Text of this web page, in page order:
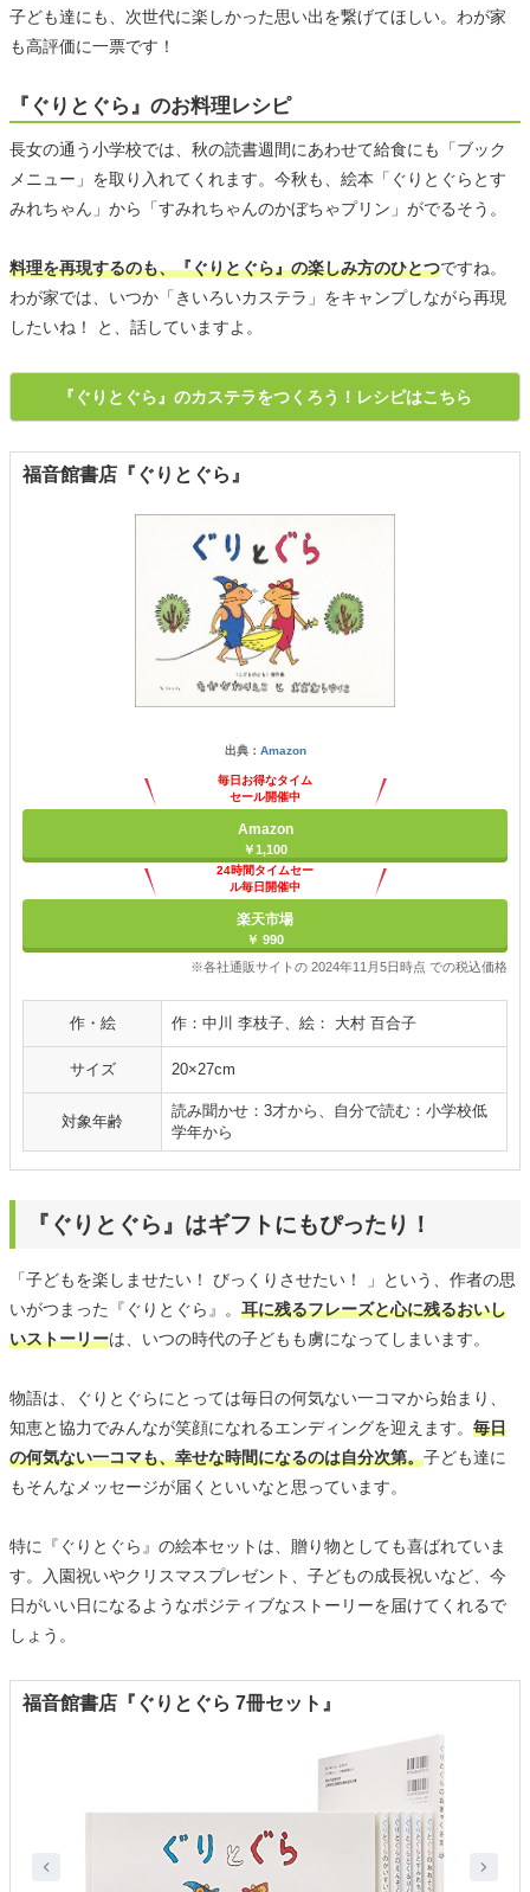
子ども達にも、次世代に楽しかった思い出を繋げてほしい。わが家
も高評価に一票です！
『ぐりとぐら』のお料理レシピ
長女の通う小学校では、秋の読書週間にあわせて給食にも「ブック
メニュー」を取り入れてくれます。今秋も、絵本「ぐりとぐらとす
みれちゃん」から「すみれちゃんのかぼちゃプリン」がでるそう。
料理を再現するのも、『ぐりとぐら』の楽しみ方のひとつですね。
わが家では、いつか「きいろいカステラ」をキャンプしながら再現
したいね！ と、話していますよ。
『ぐりとぐら』のカステラをつくろう！レシピはこちら
福音館書店『ぐりとぐら』
出典： Amazon
毎日お得なタイム
セール開催中
Amazon
￥1,100
24時間タイムセー
ル毎日開催中
楽天市場
￥ 990
※各社通販サイトの 2024年11月5日時点 での税込価格
作・絵 作：中川 李枝子、絵： 大村 百合子
サイズ 20×27cm
対象年齢
読み聞かせ：3才から、自分で読む：小学校低
学年から
『ぐりとぐら』はギフトにもぴったり！
「子どもを楽しませたい！ びっくりさせたい！ 」という、作者の思
いがつまった『ぐりとぐら』。 耳に残るフレーズと心に残るおいし
いストーリーは、いつの時代の子どもも虜になってしまいます。
物語は、ぐりとぐらにとっては毎日の何気ない一コマから始まり、
知恵と協力でみんなが笑顔になれるエンディングを迎えます。 毎日
の何気ない一コマも、幸せな時間になるのは自分次第。子ども達に
もそんなメッセージが届くといいなと思っています。
特に『ぐりとぐら』の絵本セットは、贈り物としても喜ばれていま
す。入園祝いやクリスマスプレゼント、子どもの成長祝いなど、今
日がいい日になるようなポジティブなストーリーを届けてくれるで
しょう。
福音館書店『ぐりとぐら 7冊セット』